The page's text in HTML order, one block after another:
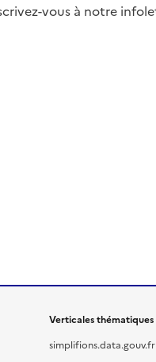
vous à notre
Verticales thématiques
simplifions.data.gouv.fr